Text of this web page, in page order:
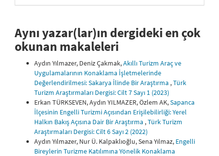
Aynı yazar(lar)ın dergideki en çok
okunan makaleleri
Aydın Yılmazer, Deniz Çakmak,Akıllı Turizm Araç ve
Uygulamalarının Konaklama İşletmelerinde
Değerlendirilmesi: Sakarya İlinde Bir Araştırma ,Türk
Turizm Araştırmaları Dergisi: Cilt 7 Sayı 1 (2023)
Erkan TÜRKSEVEN, Aydın YILMAZER, Özlem AK,Sapanca
İlçesinin Engelli Turizmi Açısından Erişilebilirliği: Yerel
Halkın Bakış Açısına Dair Bir Araştırma ,Türk Turizm
Araştırmaları Dergisi: Cilt 6 Sayı 2 (2022)
Aydın Yılmazer, Nur Ü. Kalpaklıoğlu, Sena Yılmaz, Engelli
Bireylerin Turizme Katılımına Yönelik Konaklama